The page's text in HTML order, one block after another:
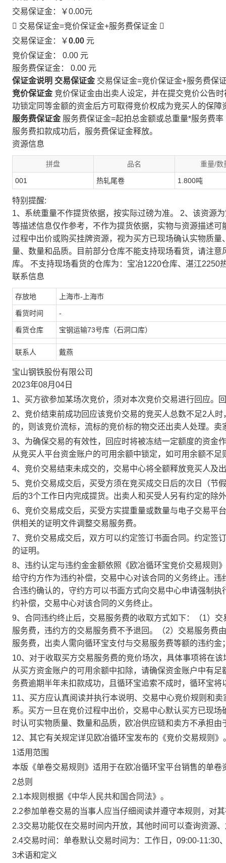
交易保证金：
￥0.00元
 交易保证金=竞价保证金+服务费保证金 
交易保证金：￥0.00 元
竞价保证金： 0.00 元
服务费保证金： 0.00 元
保证金说明 交易保证金 交易保证金=竞价保证金+服务费保
竞价保证金 竞价保证金由出卖人设定，并在提交竞价公告
功锁定同等金额的资金后方可取得竞价权成为竞买人的保障
服务费保证金 服务费保证金=起拍总金额或总重量*服务费率
服务费扣款成功后，服务费保证金释放。
资源信息
拼盘 品名 重量/数
001 热轧尾卷 1.800吨
特别提醒:
1、系统重量不作提货依据，按实际过磅为准。 2、该资源
等描述信息仅作参考，不作为提货依据，实物与资源描述
过程中出价或购买挂牌资源，视为买方已现场确认实物质
量、数量和品质。目前部分仓库不能支持现场看货，请注
库。 不支持现场看货的仓库为：宝冶1220仓库、湛江2250
联系信息
存放地 上海市-上海市
看货时间 -
看货仓库 宝钢运输73号库（石洞口库）
联系人 戴燕
宝山钢铁股份有限公司
2023年08月04日
1、买方欲参加某场次竞价，须对本次竞价交易进行回应。
2、竞价结束前成功回应该竞价交易的竞买人总数不足2人
的，则该竞价流标，流标的竞价标的物交还出卖人处理。
3、为确保交易的有效性，回应时将被冻结一定额度的资金
从竞买人平台资金账户的可用余额中锁定，如可用余额不足
4、竞价交易结束未成交的，交易中心将全额释放竞买人及
5、竞价交易成交后，买受方须在竞买成交日后的次日（节
后的3个工作日内完成提货。出卖人和买受人另有约定的除
6、竞价交易成交后，买受方实提重量或数量与电子交易平
供相关的证明文件调整交易服务费。
7、竞价交易成交后，双方可以约定签订书面合同。约定签
的证明。
8、违约认定与违约金金额依照《欧冶循环宝竞价交易规则
给守约方作为违约补偿，交易中心对该合同的义务终止。
合违约确认的，守约方可以书面方式向交易中心申请强制
约补偿，交易中心对该合同的义务终止。
9、合同违约终止后，交易服务费的收取方式如下：（1）
服务费，违约方的交易服务费不予退回。（2）交易服务费
服务费，出卖人需向循环宝支付与交易服务费等额的违约
10、对于收取买方交易服务费的竞价场次，具体事项将在
从买方资金账户的可用余额中扣除，请确保资金账户中有
务费逾期半年未扣款成功，且循环宝追索不成时，循环宝将
11、买方应认真阅读并执行本说明、交易中心竞价规则和
系。买方一旦在竞价过程中出价，交易中心默认买方已现
时认可实物质量、数量和品质，欧冶供应链和卖方不承担由
12、其它有关规定详见欧冶循环宝发布的《竞价交易规则》
1适用范围
本版《单卷交易规则》适用于在欧冶循环宝平台销售的单卷
2总则
2.1本规则根据《中华人民共和国合同法》。
2.2参加单卷交易的当事人应当仔细阅读并遵守本规则，对
2.3交易功能仅在交易时间内开放，其他时间可以查询资源
2.4交易时间：单卷默认交易时间为：工作日，09:00-11:30
3术语和定义